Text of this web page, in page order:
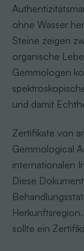
ohne Wasser
Steine zeigen
organische
Gemmologen
und damit
Zertifikate von
Gemmological
internationalen
Diese
sollte ein